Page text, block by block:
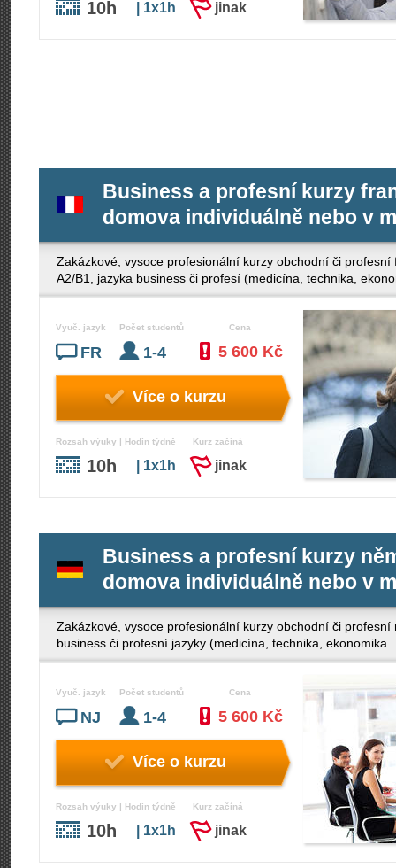
10h | 1x1h jinak
Business a profesní kurzy
domova individuálně nebo v
Zakázkové, vysoce profesionální kurzy obchodní či
A2/B1, jazyka business či profesí (medicína, technika,
Vyuč. jazyk
FR
Počet studentů
1-4
Cena
5 600 Kč
Více o kurzu
Rozsah výuky | Hodin týdně
10h | 1x1h
Kurz začíná
jinak
Business a profesní kurzy
domova individuálně nebo v
Zakázkové, vysoce profesionální kurzy obchodní či
business či profesní jazyky (medicína, technika,
Vyuč. jazyk
NJ
Počet studentů
1-4
Cena
5 600 Kč
Více o kurzu
Rozsah výuky | Hodin týdně
10h | 1x1h
Kurz začíná
jinak